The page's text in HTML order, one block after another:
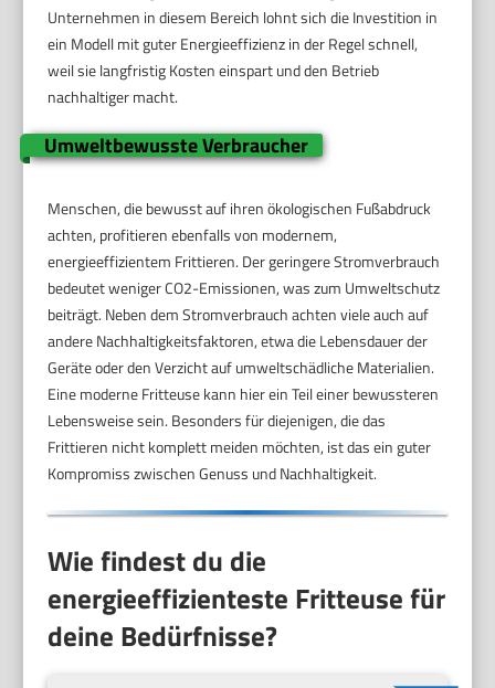
Unternehmen in diesem Bereich lohnt sich die Investition in
ein Modell mit guter Energieeffizienz in der Regel schnell,
weil sie langfristig Kosten einspart und den Betrieb
nachhaltiger macht.
Umweltbewusste Verbraucher
Menschen, die bewusst auf ihren ökologischen Fußabdruck
achten, profitieren ebenfalls von modernem,
energieeffizientem Frittieren. Der geringere Stromverbrauch
bedeutet weniger CO2-Emissionen, was zum Umweltschutz
beiträgt. Neben dem Stromverbrauch achten viele auch auf
andere Nachhaltigkeitsfaktoren, etwa die Lebensdauer der
Geräte oder den Verzicht auf umweltschädliche Materialien.
Eine moderne Fritteuse kann hier ein Teil einer bewussteren
Lebensweise sein. Besonders für diejenigen, die das
Frittieren nicht komplett meiden möchten, ist das ein guter
Kompromiss zwischen Genuss und Nachhaltigkeit.
Wie findest du die
energieeffizienteste Fritteuse für
deine Bedürfnisse?